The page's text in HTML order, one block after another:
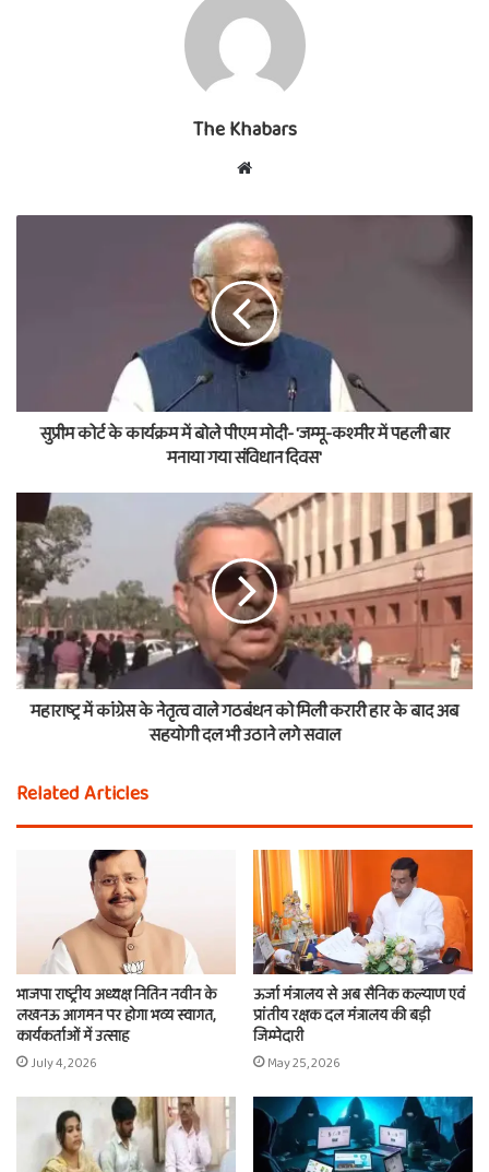
The Khabars
Website
सुप्रीम कोर्ट के कार्यक्रम में बोले पीएम मोदी- 'जम्मू-कश्मीर में पहली बार
मनाया गया संविधान दिवस'
महाराष्ट्र में कांग्रेस के नेतृत्व वाले गठबंधन को मिली करारी हार के बाद अब
सहयोगी दल भी उठाने लगे सवाल
Related Articles
भाजपा राष्ट्रीय अध्यक्ष नितिन नवीन के
लखनऊ आगमन पर होगा भव्य स्वागत,
कार्यकर्ताओं में उत्साह
July 4, 2026
ऊर्जा मंत्रालय से अब सैनिक कल्याण एवं
प्रांतीय रक्षक दल मंत्रालय की बड़ी
जिम्मेदारी
May 25, 2026